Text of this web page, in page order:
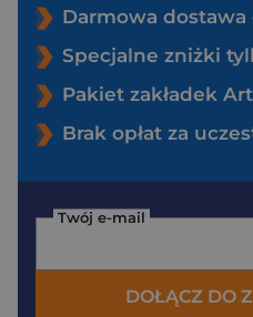
Darmowa dostawa
Specjalne zniżki
Pakiet zakładek Art
Brak opłat za
Twój e-mail
DOŁĄCZ DO